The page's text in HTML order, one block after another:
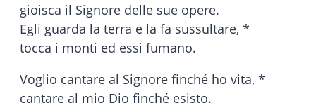
gioisca il Signore delle sue opere.
Egli guarda la terra e la fa sussultare, *
tocca i monti ed essi fumano.
Voglio cantare al Signore finché ho vita, *
cantare al mio Dio finché esisto.